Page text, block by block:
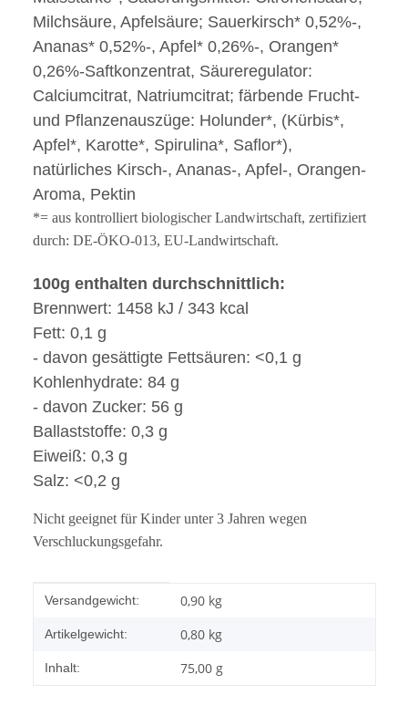
Milchsäure, Apfelsäure; Sauerkirsch* 0,52%-,
Ananas* 0,52%-, Apfel* 0,26%-, Orangen*
0,26%-Saftkonzentrat, Säureregulator:
Calciumcitrat, Natriumcitrat; färbende Frucht-
und Pflanzenauszüge: Holunder*, (Kürbis*,
Apfel*, Karotte*, Spirulina*, Saflor*),
natürliches Kirsch-, Ananas-, Apfel-, Orangen-
Aroma, Pektin
*= aus kontrolliert biologischer Landwirtschaft, zertifiziert
durch: DE-ÖKO-013, EU-Landwirtschaft.
100g enthalten durchschnittlich:
Brennwert: 1458 kJ / 343 kcal
Fett: 0,1 g
- davon gesättigte Fettsäuren: <0,1 g
Kohlenhydrate: 84 g
- davon Zucker: 56 g
Ballaststoffe: 0,3 g
Eiweiß: 0,3 g
Salz: <0,2 g
Nicht geeignet für Kinder unter 3 Jahren wegen
Verschluckungsgefahr.
Produkteigenschaft
Wert
Versandgewicht: 0,90 kg
Artikelgewicht: 0,80 kg
Inhalt: 75,00 g